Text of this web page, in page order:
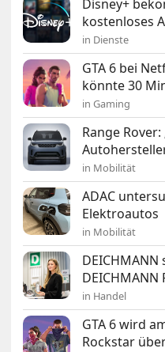
Disney+
kostenloses
in Dienste
GTA 6 bei
könnte 30
in Gaming
Range
in Mobilität
ADAC
Elektroautos
in Mobilität
DEICHMANN
in Handel
GTA 6 wird
Rockstar